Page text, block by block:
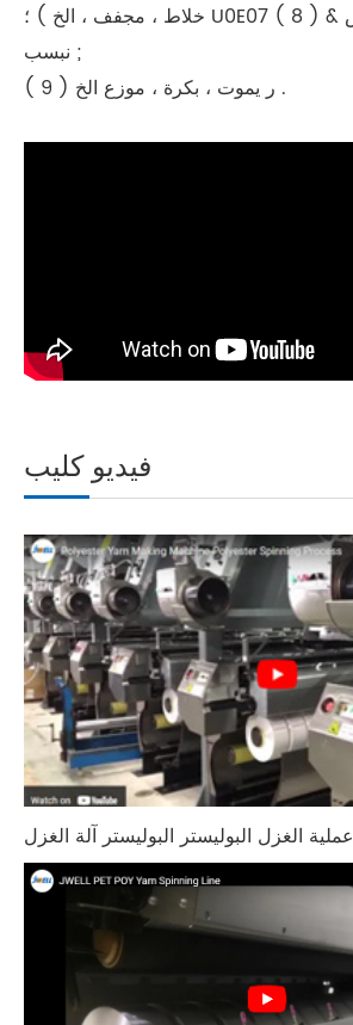
خلاط ، مجفف ، الخ ) ؛ U0E07 ( 8 ) المحبب الانتعاش &
نبسب ;
( 9 ) ر يموت ، بكرة ، موزع الخ .
فيديو كليب
عملية الغزل البوليستر البوليستر آلة الغزل